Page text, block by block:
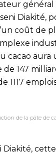
général
Diakité,
coût de
cacao aura
147
1117
de la pâte de
Diakité,